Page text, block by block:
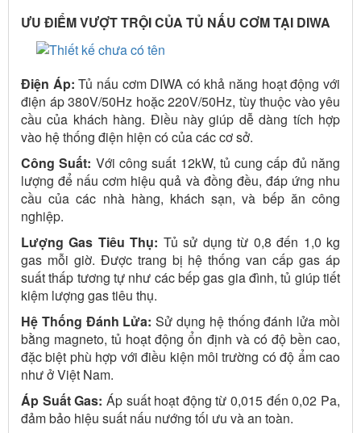
ƯU ĐIỂM VƯỢT TRỘI CỦA TỦ NẤU CƠM TẠI DIWA
Điện Áp: Tủ nấu cơm DIWA có khả năng hoạt động với
điện áp 380V/50Hz hoặc 220V/50Hz, tùy thuộc vào yêu
cầu của khách hàng. Điều này giúp dễ dàng tích hợp
vào hệ thống điện hiện có của các cơ sở.
Công Suất: Với công suất 12kW, tủ cung cấp đủ năng
lượng để nấu cơm hiệu quả và đồng đều, đáp ứng nhu
cầu của các nhà hàng, khách sạn, và bếp ăn công
nghiệp.
Lượng Gas Tiêu Thụ: Tủ sử dụng từ 0,8 đến 1,0 kg
gas mỗi giờ. Được trang bị hệ thống van cấp gas áp
suất thấp tương tự như các bếp gas gia đình, tủ giúp tiết
kiệm lượng gas tiêu thụ.
Hệ Thống Đánh Lửa: Sử dụng hệ thống đánh lửa mồi
bằng magneto, tủ hoạt động ổn định và có độ bền cao,
đặc biệt phù hợp với điều kiện môi trường có độ ẩm cao
như ở Việt Nam.
Áp Suất Gas: Áp suất hoạt động từ 0,015 đến 0,02 Pa,
đảm bảo hiệu suất nấu nướng tối ưu và an toàn.